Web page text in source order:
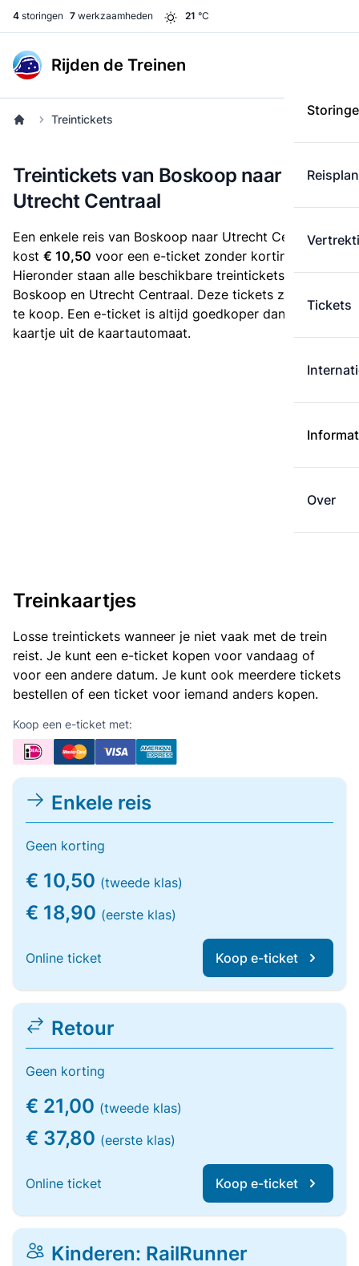
4 storingen 7 werkzaamheden 21 °C
Rijden de Treinen
Tickets
Over
Treintickets
Treintickets van Boskoop naar
Utrecht Centraal
Een enkele reis van Boskoop naar Utrecht Centraal
kost € 10,50 voor een e-ticket zonder korting.
Hieronder staan alle beschikbare treintickets tussen
Boskoop en Utrecht Centraal. Deze tickets zijn online
te koop. Een e-ticket is altijd goedkoper dan een
kaartje uit de kaartautomaat.
Treinkaartjes
Losse treintickets wanneer je niet vaak met de trein
reist. Je kunt een e-ticket kopen voor vandaag of
voor een andere datum. Je kunt ook meerdere tickets
bestellen of een ticket voor iemand anders kopen.
Koop een e-ticket met:
Enkele reis
Geen korting
€ 10,50 (tweede klas)
€ 18,90 (eerste klas)
Online ticket Koop e-ticket
Retour
Geen korting
€ 21,00 (tweede klas)
€ 37,80 (eerste klas)
Online ticket Koop e-ticket
Kinderen: RailRunner